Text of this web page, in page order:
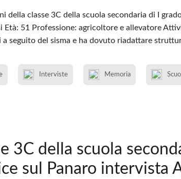
della classe 3C della scuola secondaria di I
Età: 51 Professione: agricoltore e allevatore
a seguito del sisma e ha dovuto riadattare
Interviste Memoria
3C della scuola
sul Panaro intervista